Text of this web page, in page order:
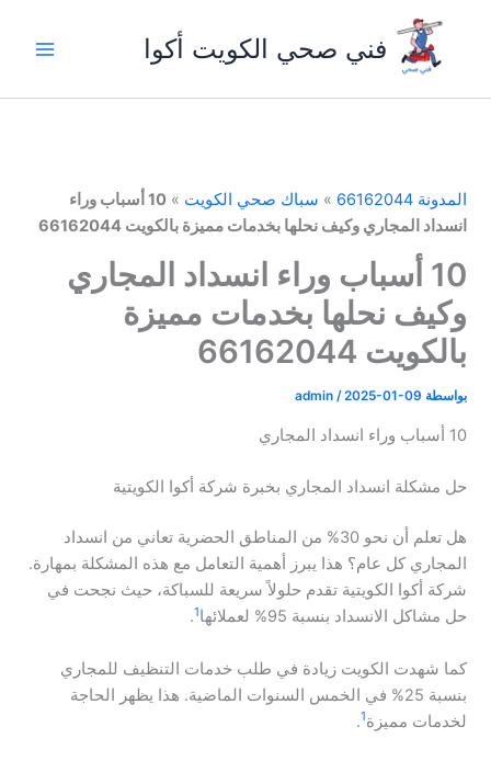
المحتوى
فني صحي الكويت أكوا
المدونة 66162044 » سباك صحي الكويت »
10 أسباب وراء
انسداد المجاري وكيف نحلها بخدمات مميزة بالكويت 66162044
10 أسباب وراء انسداد المجاري
وكيف نحلها بخدمات مميزة
بالكويت 66162044
بواسطة admin /2025-01-09
10 أسباب وراء انسداد المجاري
حل مشكلة انسداد المجاري بخبرة شركة أكوا الكويتية
هل تعلم أن نحو 30% من المناطق الحضرية تعاني من انسداد
المجاري كل عام؟ هذا يبرز أهمية التعامل مع هذه المشكلة بمهارة.
شركة أكوا الكويتية تقدم حلولاً سريعة للسباكة، حيث نجحت في
حل مشاكل الانسداد بنسبة 95% لعملائها
1
.
كما شهدت الكويت زيادة في طلب خدمات التنظيف للمجاري
بنسبة 25% في الخمس السنوات الماضية. هذا يظهر الحاجة
لخدمات مميزة1
.